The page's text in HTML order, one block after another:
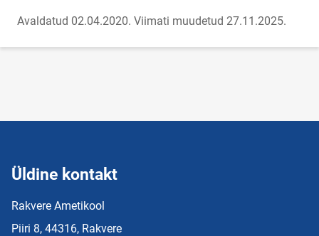
Avaldatud 02.04.2020. Viimati muudetud 27.11.2025.
Üldine kontakt
Rakvere Ametikool
Piiri 8, 44316, Rakvere